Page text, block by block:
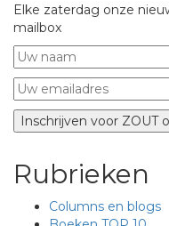
Elke zaterdag onze
mailbox
Rubrieken
Columns en blogs